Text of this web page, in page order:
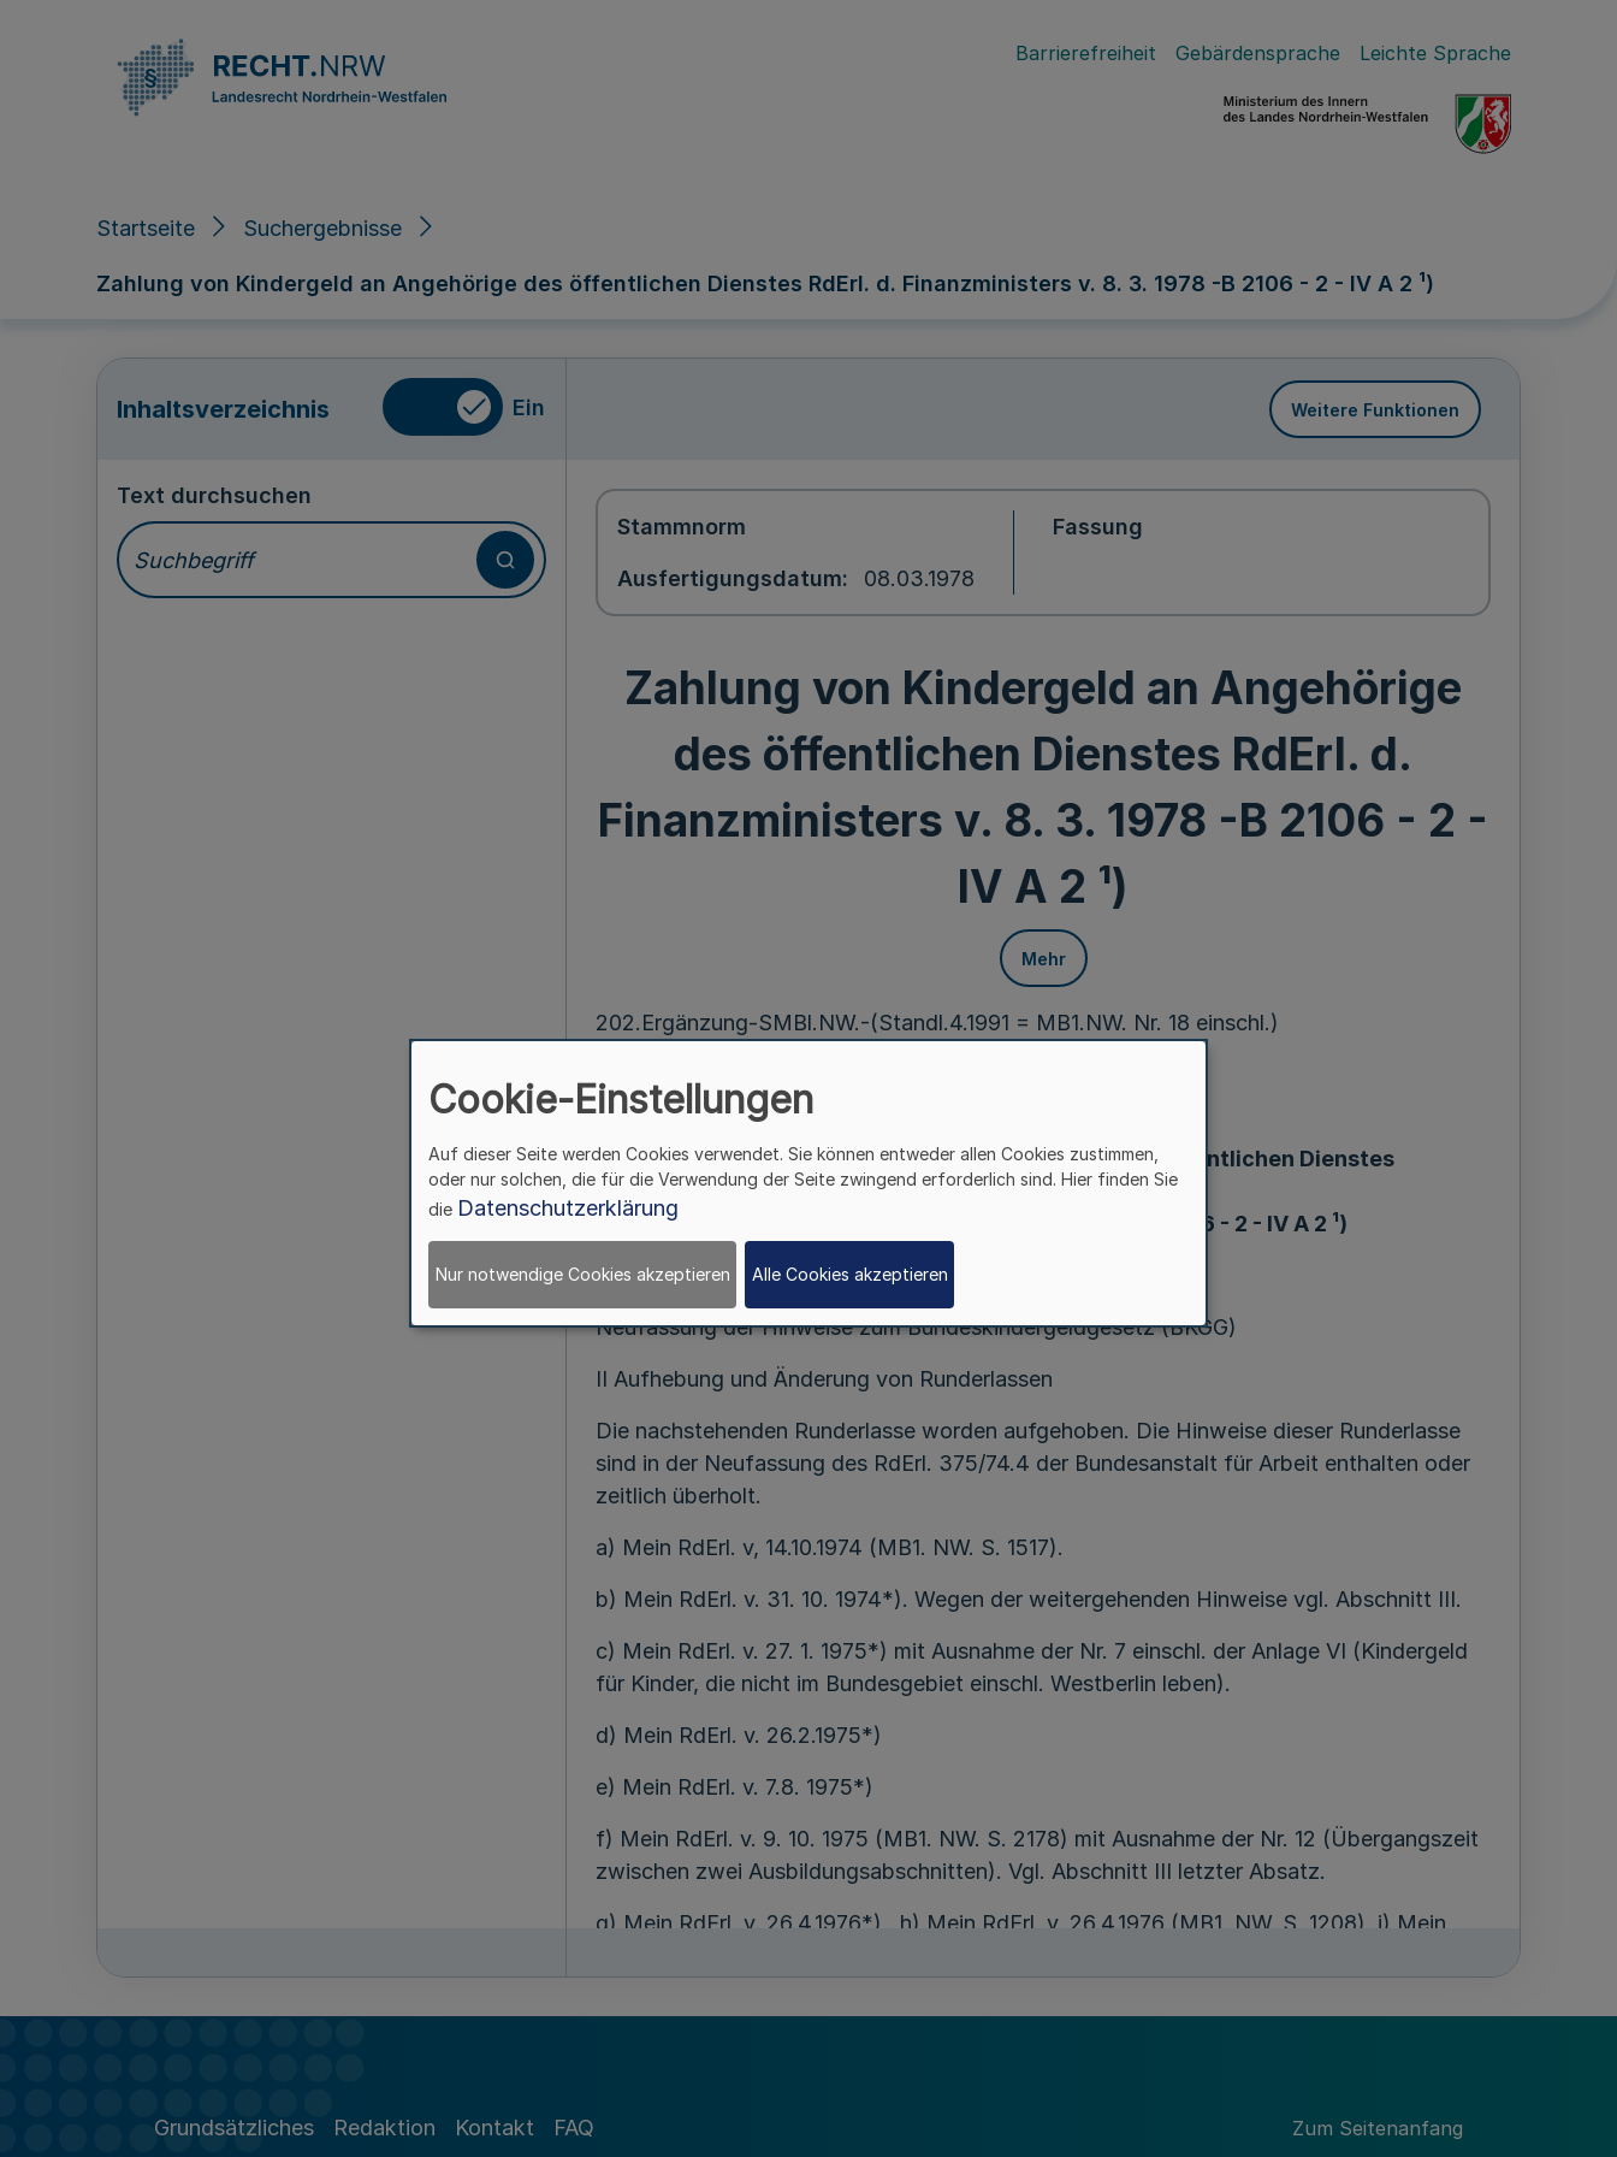
Barrierefreiheit Gebärdensprache Leichte Sprache
Startseite Suchergebnisse
Zahlung von Kindergeld an Angehörige des öffentlichen Dienstes RdErl. d. Finanzministers v. 8. 3. 1978 -B 2106 - 2 - IV A 2 ¹)
Inhaltsverzeichnis Ein Weitere Funktionen
Text durchsuchen
Stammnorm
Ausfertigungsdatum 08.03.1978
Fassung
Zahlung von Kindergeld an Angehörige
des öffentlichen Dienstes RdErl. d.
Finanzministers v. 8. 3. 1978 -B 2106 - 2 -
IV A 2 ¹)
Mehr
202.Ergänzung-SMBl.NW.-(Standl.4.1991 = MB1.NW. Nr. 18 einschl.)
Zahlung von Kindergeld an Angehörige des öffentlichen Dienstes
RdErl. d. Finanzministers v. 8. 3. 1978 -B 2106 - 2 - IV A 2 ¹)
I
Neufassung der Hinweise zum Bundeskindergeldgesetz (BKGG)
II Aufhebung und Änderung von Runderlassen
Die nachstehenden Runderlasse worden aufgehoben. Die Hinweise dieser Runderlasse
sind in der Neufassung des RdErl. 375/74.4 der Bundesanstalt für Arbeit enthalten oder
zeitlich überholt.
a) Mein RdErl. v, 14.10.1974 (MB1. NW. S. 1517).
b) Mein RdErl. v. 31. 10. 1974*). Wegen der weitergehenden Hinweise vgl. Abschnitt III.
c) Mein RdErl. v. 27. 1. 1975*) mit Ausnahme der Nr. 7 einschl. der Anlage VI (Kindergeld
für Kinder, die nicht im Bundesgebiet einschl. Westberlin leben).
d) Mein RdErl. v. 26.2.1975*)
e) Mein RdErl. v. 7.8. 1975*)
f) Mein RdErl. v. 9. 10. 1975 (MB1. NW. S. 2178) mit Ausnahme der Nr. 12 (Übergangszeit
zwischen zwei Ausbildungsabschnitten). Vgl. Abschnitt III letzter Absatz.
g) Mein RdErl. v. 26.4.1976*) . h) Mein RdErl. v. 26.4.1976 (MB1. NW. S. 1208). i) Mein
Grundsätzliches Redaktion Kontakt FAQ Zum Seitenanfang
Cookie-Einstellungen
Auf dieser Seite werden Cookies verwendet. Sie können entweder allen Cookies zustimmen,
oder nur solchen, die für die Verwendung der Seite zwingend erforderlich sind. Hier finden Sie
die Datenschutzerklärung
Nur notwendige Cookies akzeptieren Alle Cookies akzeptieren